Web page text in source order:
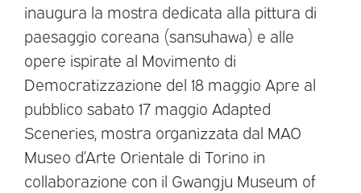
inaugura la mostra dedicata alla pittura di
paesaggio coreana (sansuhawa) e alle
opere ispirate al Movimento di
Democratizzazione del 18 maggio Apre al
pubblico sabato 17 maggio Adapted
Sceneries, mostra organizzata dal MAO
Museo d’Arte Orientale di Torino in
collaborazione con il Gwangju Museum of